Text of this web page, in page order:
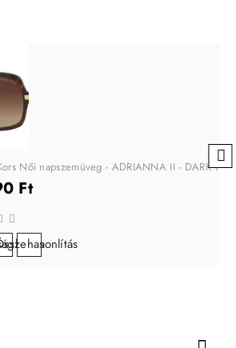
Női napszemüveg - ADRIANNA II - DARK
Ft